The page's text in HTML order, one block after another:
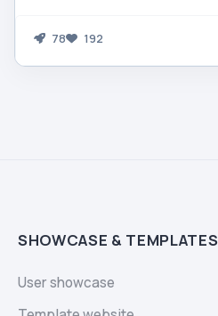
78 192
SHOWCASE & TEMPLATES
User showcase